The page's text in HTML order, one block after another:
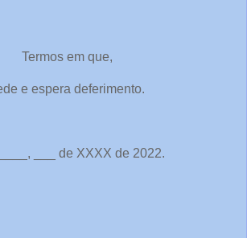
Termos em que,
e espera deferimento.
___ de XXXX de 2022.